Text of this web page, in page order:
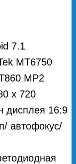
7.1
MT6750
MP2
х 720
дисплея 16:9
автофокус/